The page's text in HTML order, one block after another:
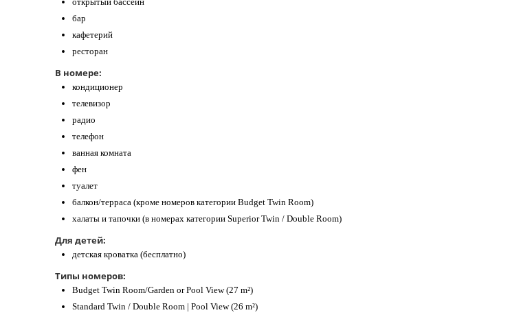
бар
кафетерий
ресторан
В номере:
кондиционер
телевизор
радио
телефон
ванная комната
фен
туалет
балкон/терраса (кроме номеров категории Budget Twin Room)
халаты и тапочки (в номерах категории Superior Twin / Double Room)
Для детей:
детская кроватка (бесплатно)
Типы номеров:
Budget Twin Room/Garden or Pool View (27 m²)
Standard Twin / Double Room | Pool View (26 m²)